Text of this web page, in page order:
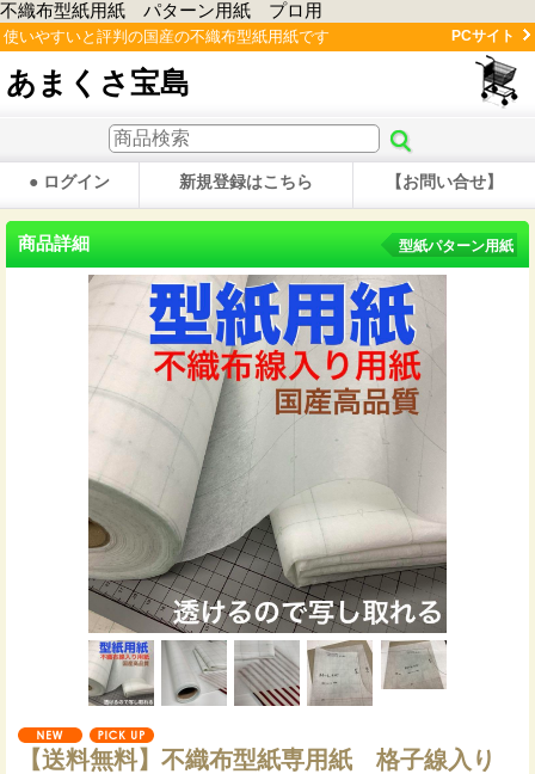
不織布型紙用紙 パターン用紙 プロ用
使いやすいと評判の国産の不織布型紙用紙です PCサイト
あまくさ宝島
● ログイン 新規登録はこちら 【お問い合せ】
商品詳細 型紙パターン用紙
【送料無料】不織布型紙専用紙 格子線入り